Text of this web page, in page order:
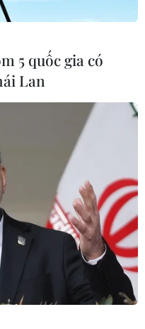
5 quốc gia có
Lan